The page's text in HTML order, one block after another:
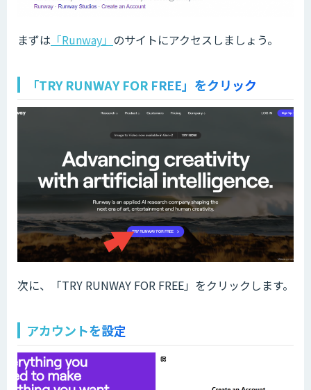
まずは 「Runway」 のサイトにアクセスしましょう。
「TRY RUNWAY FOR FREE」をクリック
次に、「TRY RUNWAY FOR FREE」をクリックします。
アカウントを設定